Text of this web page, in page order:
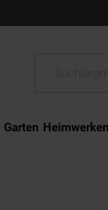
Garten Heimwerken